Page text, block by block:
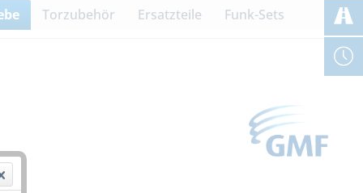
Torzubehör Ersatzteile Funk-Sets